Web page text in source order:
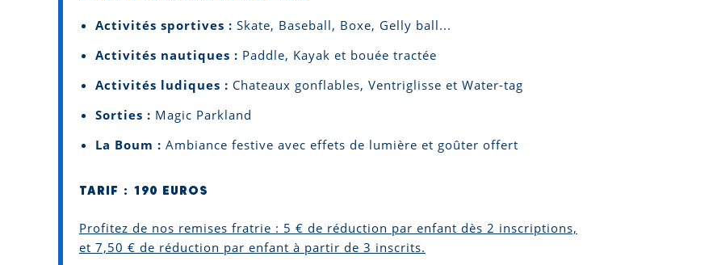
Activités sportives : Skate, Baseball, Boxe, Gelly ball...
Activités nautiques : Paddle, Kayak et bouée tractée
Activités ludiques : Chateaux gonflables, Ventriglisse et Water-tag
Sorties : Magic Parkland
La Boum : Ambiance festive avec effets de lumière et goûter offert
TARIF : 190 EUROS
Profitez de nos remises fratrie : 5 € de réduction par enfant dès 2 inscriptions,
et 7,50 € de réduction par enfant à partir de 3 inscrits.